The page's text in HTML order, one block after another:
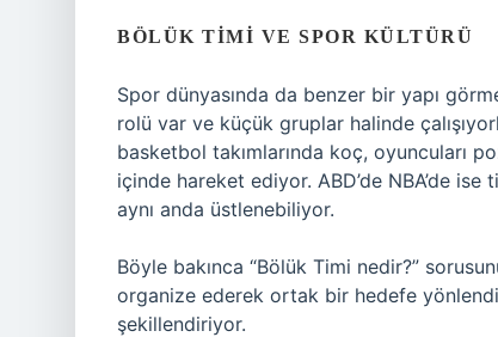
BÖLÜK TIMI VE SPOR KÜLTÜRÜ
Spor dünyasında da benzer bir yapı
rolü var ve küçük gruplar halinde
basketbol takımlarında koç, oyuncuları
içinde hareket ediyor. ABD’de NBA’de
aynı anda üstlenebiliyor.
Böyle bakınca “Bölük Timi nedir?”
organize ederek ortak bir hedefe
şekillendiriyor.